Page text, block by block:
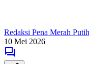
Redaksi Pena Merah
10 Mei 2026